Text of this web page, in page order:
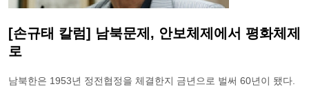
[손규태 칼럼] 남북문제, 안보체제에서 평화체제
로
남북한은 1953년 정전협정을 체결한지 금년으로 벌써 60년이 됐다.